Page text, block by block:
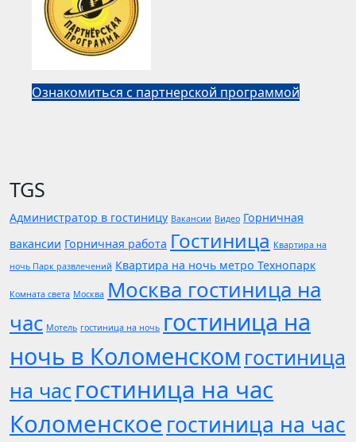
Ознакомиться с партнерской программой
TGS
Администратор в гостиницу Вакансии Видео Горничная
вакансии Горничная работа Гостиница Квартира на
ночь Парк развлечений Квартира на ночь метро Технопарк
Комната света Москва Москва гостиница на
час Мотель гостиница на ночь гостиница на
ночь в Коломенском гостиница
на час гостиница на час
Коломенское гостиница на час